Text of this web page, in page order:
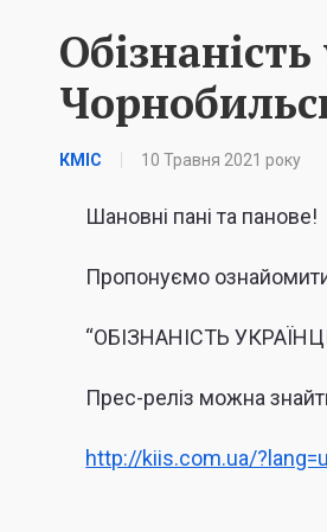
КМІС 10 Травня 2021 року
Шановні пані та панове!
Пропонуємо
“ОБІЗНАНІСТЬ
Прес-реліз можна
http://kiis.com.ua/